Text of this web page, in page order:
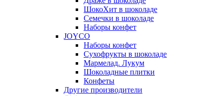
ШокоХит в шоколаде
Семечки в шоколаде
Наборы конфет
JOYCO
Наборы конфет
Сухофрукты в шоколаде
Мармелад. Лукум
Шоколадные плитки
Конфеты
Другие производители